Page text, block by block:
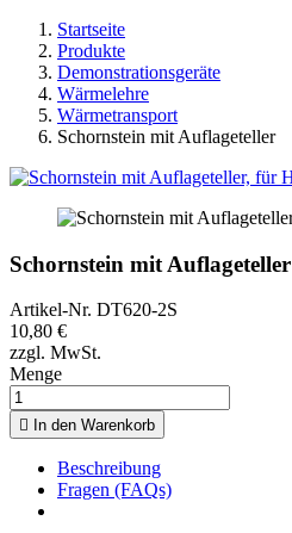
Startseite
Produkte
Demonstrationsgeräte
Wärmelehre
Wärmetransport
Schornstein mit Auflageteller
Schornstein mit Auflageteller
Artikel-Nr. DT620-2S
10,80 €
zzgl. MwSt.
Menge
 In den Warenkorb
Beschreibung
Fragen (FAQs)